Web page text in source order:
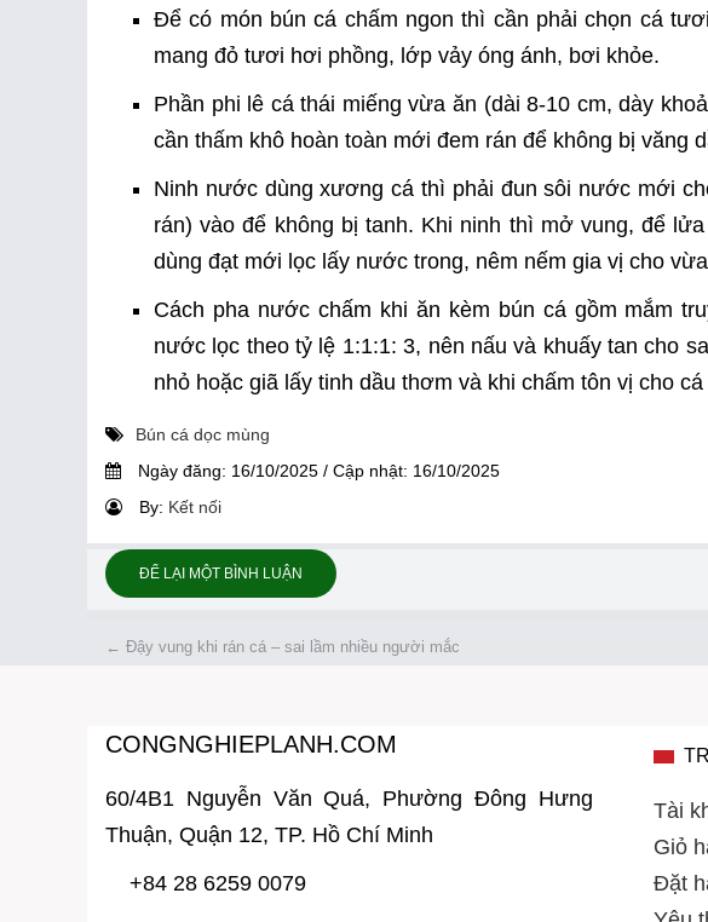
Để có món bún cá chấm ngon thì cần phải chọn cá
mang đỏ tươi hơi phồng, lớp vảy óng ánh, bơi khỏe.
Phần phi lê cá thái miếng vừa ăn (dài 8-10 cm, dày
cần thấm khô hoàn toàn mới đem rán để không bị văng
Ninh nước dùng xương cá thì phải đun sôi nước mới
rán) vào để không bị tanh. Khi ninh thì mở vung, để
dùng đạt mới lọc lấy nước trong, nêm nếm gia vị cho
Cách pha nước chấm khi ăn kèm bún cá gồm mắm
nước lọc theo tỷ lệ 1:1:1: 3, nên nấu và khuấy tan cho
nhỏ hoặc giã lấy tinh dầu thơm và khi chấm tôn vị cho cá
Bún cá dọc mùng
Ngày đăng: 16/10/2025 / Cập nhật: 16/10/2025
By: Kết nối
ĐỂ LẠI MỘT BÌNH LUẬN
← Đậy vung khi rán cá – sai lầm nhiều người mắc
CONGNGHIEPLANH.COM
60/4B1 Nguyễn Văn Quá, Phường Đông Hưng
Thuận, Quận 12, TP. Hồ Chí Minh
+84 28 6259 0079
Tài
Giỏ
Đặt